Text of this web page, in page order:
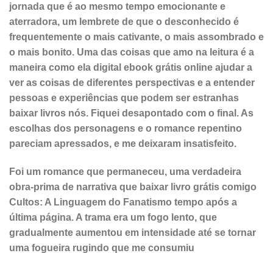
jornada que é ao mesmo tempo emocionante e
aterradora, um lembrete de que o desconhecido é
frequentemente o mais cativante, o mais assombrado e
o mais bonito. Uma das coisas que amo na leitura é a
maneira como ela digital ebook grátis online ajudar a
ver as coisas de diferentes perspectivas e a entender
pessoas e experiências que podem ser estranhas
baixar livros nós. Fiquei desapontado com o final. As
escolhas dos personagens e o romance repentino
pareciam apressados, e me deixaram insatisfeito.
Foi um romance que permaneceu, uma verdadeira
obra-prima de narrativa que baixar livro grátis comigo
Cultos: A Linguagem do Fanatismo tempo após a
última página. A trama era um fogo lento, que
gradualmente aumentou em intensidade até se tornar
uma fogueira rugindo que me consumiu